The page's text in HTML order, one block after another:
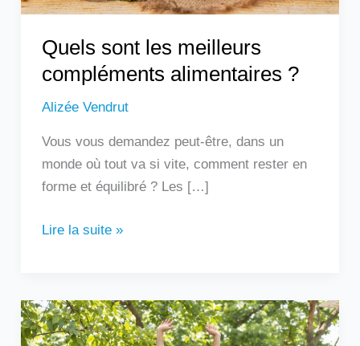
Quels sont les meilleurs
compléments alimentaires ?
Alizée Vendrut
Vous vous demandez peut-être, dans un
monde où tout va si vite, comment rester en
forme et équilibré ? Les […]
Lire la suite »
Un
homme